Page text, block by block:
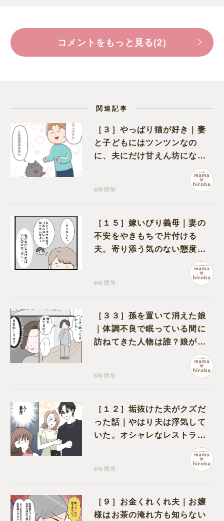
コメントをもっと見る(2)
関連記事
［３］やっぱり猫が好き｜妻
と子どもにはツンツンなの
に、夫にだけ甘えん坊になる
6時間前
［１５］嫁いびり義母｜妻の
不安をやきもちで片付ける
夫。寄り添う気のない態度に
6時間前
［３３］孫を置いて消えた娘
｜体調不良で眠っている間に
訪ねてきた人物は誰？娘が戻
ってきたのかと不安になる
6時間前
［１２］垢抜けた夫がクズだ
った話｜やはり夫は浮気して
いた。オシャレなレストラン
6時間前
［９］お金くれくれ夫｜お嬢
様はお茶の淹れ方も知らない